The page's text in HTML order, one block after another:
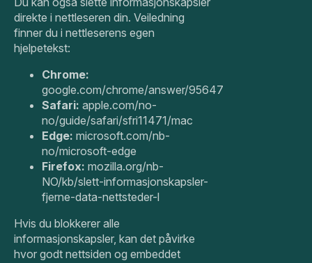
direkte i nettleseren din. Veiledning
finner du i nettleserens egen
hjelpetekst:
Chrome:
google.com/chrome/answer/95647
Safari: apple.com/no-
no/guide/safari/sfri11471/mac
Edge: microsoft.com/nb-
no/microsoft-edge
Firefox: mozilla.org/nb-
NO/kb/slett-informasjonskapsler-
fjerne-data-nettsteder-l
Hvis du blokkerer alle
informasjonskapsler, kan det påvirke
hvor godt nettsiden og embeddet